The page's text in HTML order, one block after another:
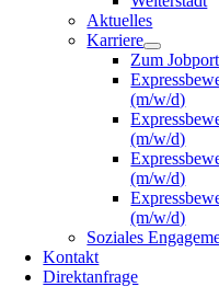
Aktuelles
Karriere
Zum
(m/w/d)
(m/w/d)
(m/w/d)
(m/w/d)
Soziales
Kontakt
Direktanfrage